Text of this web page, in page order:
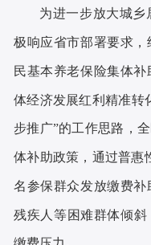
为进一步放大城乡
极响应省市部署要求
民基本养老保险集体
体经济发展红利精准转
步推广”的工作思路，
体补助政策，通过普惠
名参保群众发放缴费补
残疾人等困难群体倾斜